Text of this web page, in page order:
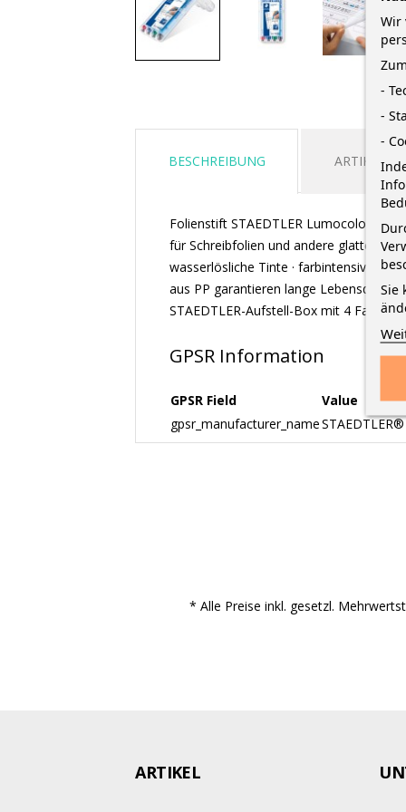
BESCHREIBUNG
Folienstift STAEDTLER Lumocolor
für Schreibfolien und andere glatte
wasserlösliche Tinte · farbintensiv,
aus PP garantieren lange Lebensdauer
STAEDTLER-Aufstell-Box mit 4 Farben
GPSR Information
GPSR Field
Value
gpsr_manufacturer_nameSTAEDTLER®
* Alle Preise inkl. gesetzl.
ARTIKEL
Wir
-
-
-
Sie